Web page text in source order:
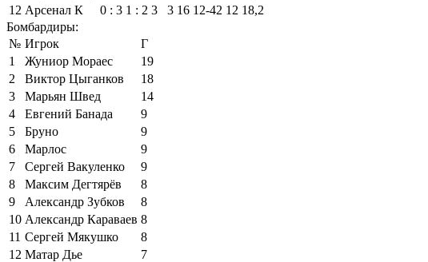
12 Арсенал К 0 : 3 1 : 2 3 3 16 12‑42 12 18,2
Бомбардиры:
№ Игрок
Г
1
Жуниор Мораес
19
2
Виктор Цыганков
18
3
Марьян Швед
14
4
Евгений Банада
9
5
Бруно
9
6
Марлос
9
7
Сергей Вакуленко
9
8
Максим Дегтярёв
8
9
Александр Зубков
8
10 Александр Караваев 8
11 Сергей Мякушко
8
12 Матар Дье
7